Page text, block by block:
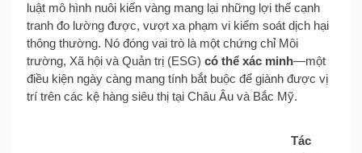
luật mô hình nuôi kiến vàng mang lại những lợi thế cạnh
tranh đo lường được, vượt xa phạm vi kiểm soát dịch hại
thông thường. Nó đóng vai trò là một chứng chỉ Môi
trường, Xã hội và Quản trị (ESG)có thể xác minh—một
điều kiện ngày càng mang tính bắt buộc để giành được vị
trí trên các kệ hàng siêu thị tại Châu Âu và Bắc Mỹ.
Tác